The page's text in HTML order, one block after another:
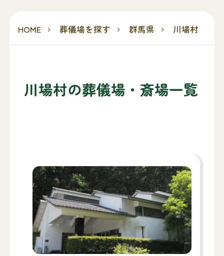
HOME 葬儀場を探す 群馬県 川場村
川場村の葬儀場・斎場一覧